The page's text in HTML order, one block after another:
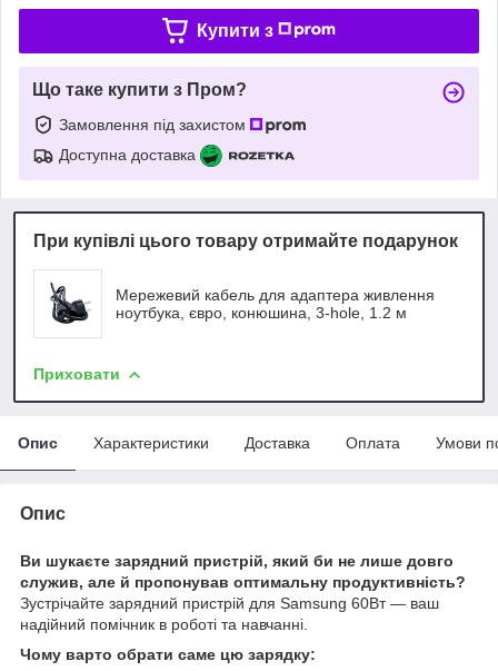
Купити з
Що таке купити з Пром?
Замовлення під захистом
Доступна доставка
При купівлі цього товару отримайте подарунок
Мережевий кабель для адаптера живлення
ноутбука, євро, конюшина, 3-hole, 1.2 м
Приховати
Опис Характеристики Доставка Оплата Умови
Опис
Ви шукаєте зарядний пристрій, який би не лише довго
служив, але й пропонував оптимальну продуктивність?
Зустрічайте зарядний пристрій для Samsung 60Вт — ваш
надійний помічник в роботі та навчанні.
Чому варто обрати саме цю зарядку: